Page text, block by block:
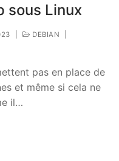
sous Linux
DEBIAN
pas en place de
et même si cela ne
il…